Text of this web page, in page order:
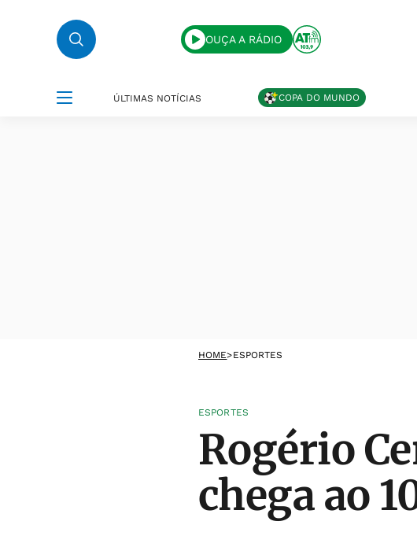
OUÇA A RÁDIO
ÚLTIMAS NOTÍCIAS COPA DO MUNDO
HOME>ESPORTES
ESPORTES
Rogério
chega ao